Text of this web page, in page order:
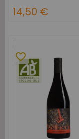
14,50 €
favorite_border